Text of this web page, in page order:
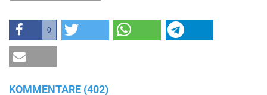
0
KOMMENTARE (402)